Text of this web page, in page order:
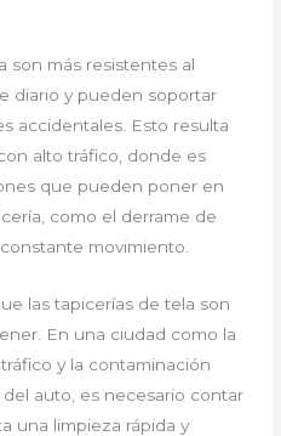
son más resistentes al
diario y pueden soportar
accidentales. Esto resulta
alto tráfico, donde es
que pueden poner en
como el derrame de
movimiento.
las tapicerías de tela son
En una ciudad como la
y la contaminación
auto, es necesario contar
una limpieza rápida y